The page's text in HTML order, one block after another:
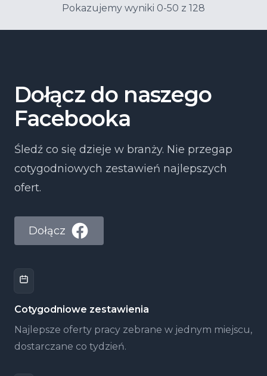
Pokazujemy wyniki 0-50 z 128
Dołącz do naszego
Facebooka
Śledź co się dzieje w branży. Nie przegap
cotygodniowych zestawień najlepszych
ofert.
Dołącz
Cotygodniowe zestawienia
Najlepsze oferty pracy zebrane w jednym miejscu,
dostarczane co tydzień.